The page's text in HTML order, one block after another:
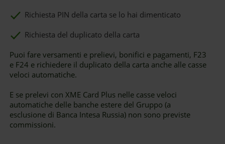
Richiesta PIN della carta se lo hai dimenticato
Richiesta del duplicato della carta
Puoi fare versamenti e prelievi, bonifici e pagamenti, F23
e F24 e richiedere il duplicato della carta anche alle casse
veloci automatiche.
E se prelevi con XME Card Plus nelle casse veloci
automatiche delle banche estere del Gruppo (a
esclusione di Banca Intesa Russia) non sono previste
commissioni.